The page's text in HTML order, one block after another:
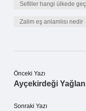
Sefiller hangi ülkede
Zalim eş anlamlısı nedir
Önceki Yazı
Ayçekirdeği
Sonraki Yazı